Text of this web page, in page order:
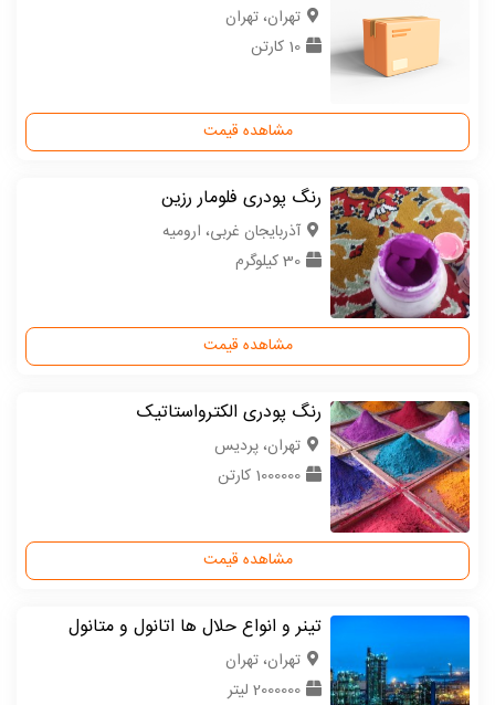
تهران، تهران
10 کارتن
مشاهده قیمت
رنگ پودری فلومار رزین
آذربایجان غربی، ارومیه
30 کیلوگرم
مشاهده قیمت
رنگ پودری الکترواستاتیک
تهران، پردیس
1000000 کارتن
مشاهده قیمت
تینر و انواع حلال ها اتانول و متانول
تهران، تهران
2000000 لیتر